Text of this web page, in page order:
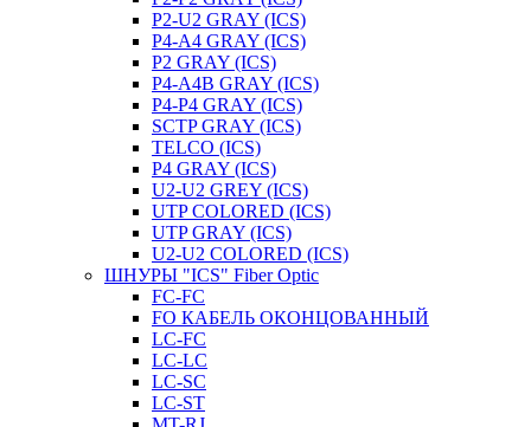
P2-U2 GRAY (ICS)
P4-A4 GRAY (ICS)
P2 GRAY (ICS)
P4-A4B GRAY (ICS)
P4-P4 GRAY (ICS)
SCTP GRAY (ICS)
TELCO (ICS)
P4 GRAY (ICS)
U2-U2 GREY (ICS)
UTP COLORED (ICS)
UTP GRAY (ICS)
U2-U2 COLORED (ICS)
ШНУРЫ "ICS" Fiber Optic
FC-FC
FO КАБЕЛЬ ОКОНЦОВАННЫЙ
LC-FC
LC-LC
LC-SC
LС-ST